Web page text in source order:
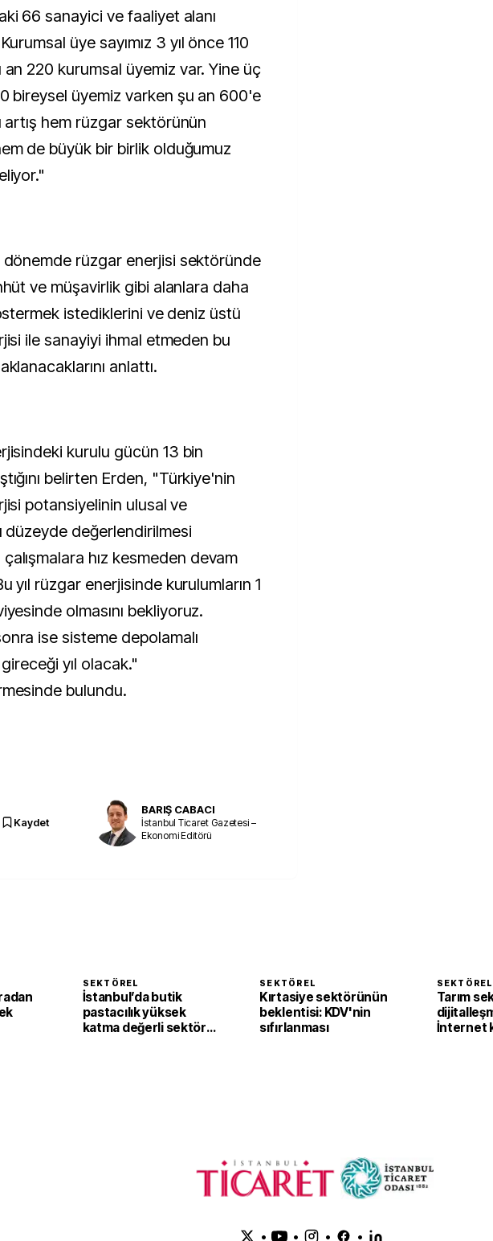
66 sanayici ve faaliyet alanı
üye sayımız 3 yıl önce 110
an 220 kurumsal üyemiz var. Yine üç
bireysel üyemiz varken şu an 600'e
artış hem rüzgar sektörünün
de büyük bir birlik olduğumuz
dönemde rüzgar enerjisi sektöründe
ve müşavirlik gibi alanlara daha
istediklerini ve deniz üstü
ile sanayiyi ihmal etmeden bu
anlattı.
kurulu gücün 13 bin
belirten Erden, "Türkiye'nin
potansiyelinin ulusal ve
düzeyde değerlendirilmesi
hız kesmeden devam
yıl rüzgar enerjisinde kurulumların 1
olmasını bekliyoruz.
ise sisteme depolamalı
gireceği yıl olacak."
bulundu.
Kaydet
BARIŞ CABACI
İstanbul Ticaret Gazetesi –
Ekonomi Editörü
SEKTÖREL
İstanbul’da butik
pastacılık yüksek
katma değerli sektöre
SEKTÖREL
Kırtasiye sektörünün
beklentisi: KDV'nin
sıfırlanması
SEKTÖREL
Tarım
İnternet
• • • •